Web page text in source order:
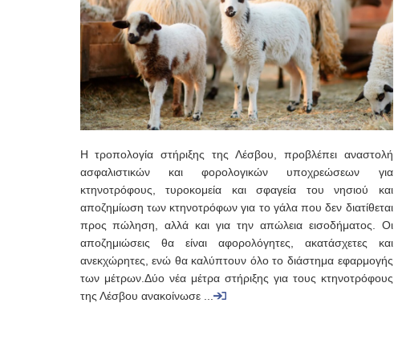
Η τροπολογία στήριξης της Λέσβου, προβλέπει αναστολή
ασφαλιστικών και φορολογικών υποχρεώσεων για
κτηνοτρόφους, τυροκομεία και σφαγεία του νησιού και
αποζημίωση των κτηνοτρόφων για το γάλα που δεν διατίθεται
προς πώληση, αλλά και για την απώλεια εισοδήματος. Οι
αποζημιώσεις θα είναι αφορολόγητες, ακατάσχετες και
ανεκχώρητες, ενώ θα καλύπτουν όλο το διάστημα εφαρμογής
των μέτρων.Δύο νέα μέτρα στήριξης για τους κτηνοτρόφους
της Λέσβου ανακοίνωσε ...